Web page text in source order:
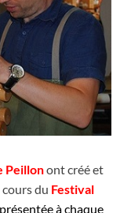
Peillonont créé et
du Festival
à chaque